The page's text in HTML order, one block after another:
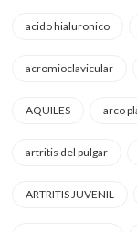
acido hialuronico
acromioclavicular
AQUILES arco
artritis del pulgar
ARTRITIS JUVENIL